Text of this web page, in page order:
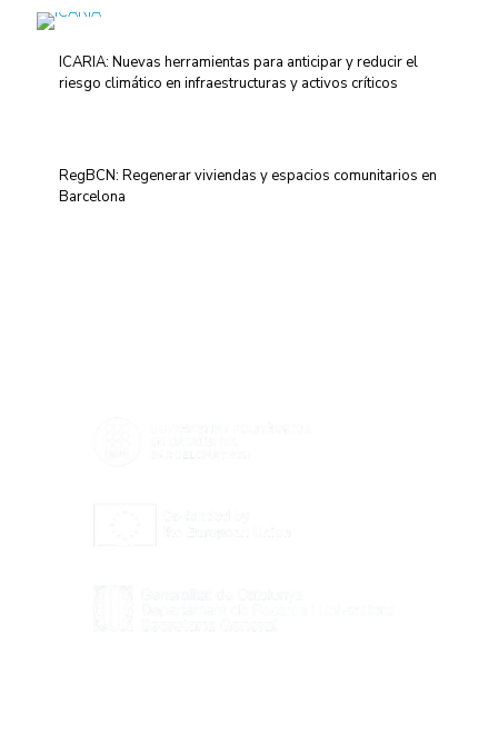
ICARIA: Nuevas herramientas para anticipar y reducir el
riesgo climático en infraestructuras y activos críticos
RegBCN: Regenerar viviendas y espacios comunitarios en
Barcelona